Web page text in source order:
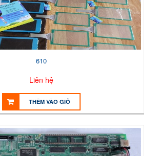
610
Liên hệ
THÊM VÀO GIỎ